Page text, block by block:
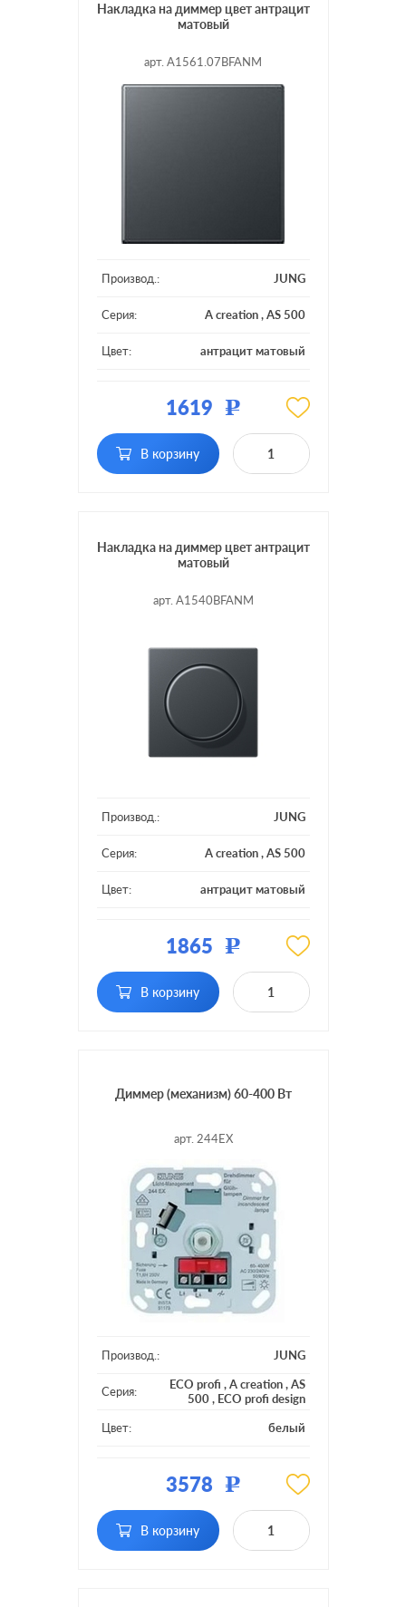
Накладка на диммер цвет антрацит
матовый
арт. A1561.07BFANM
Производ.: JUNG
Серия: A creation,AS 500
Цвет: антрацит матовый
Включение:
клавишный, с
возможностью
1619 Р
В корзину
Накладка на диммер цвет антрацит
матовый
арт. A1540BFANM
Производ.: JUNG
Серия: A creation,AS 500
Цвет: антрацит матовый
Включение: поворотно-нажимной
1865 Р
В корзину
Диммер (механизм) 60-400 Вт
арт. 244EX
Производ.: JUNG
Серия: ECO profi ,A creation,AS
500, ECO profi design
Цвет:
белый
Включение:
поворотно-нажимной, с
возможностью
3578 Р
В корзину